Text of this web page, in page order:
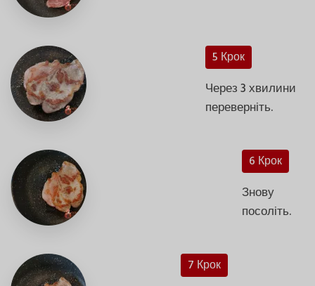
5 Крок
Через 3 хвилини
переверніть.
6 Крок
Знову
посоліть.
7 Крок